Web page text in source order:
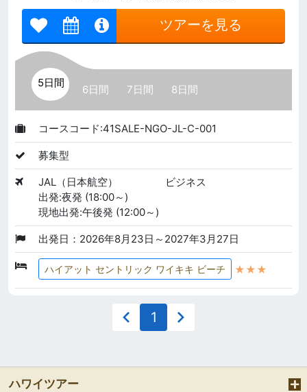
ツアーを見る
5日間
6日間 7日間 8日間
コースコード:41SALE-NGO-JL-C-001
募集型
JAL（日本航空）
ビジネス
出発:夜発 (18:00～)
現地出発:午後発 (12:00～)
出発日：2026年8月23日～2027年3月27日
ハイアット セントリック ワイキキ ビーチ ★★★
1
ハワイツアー